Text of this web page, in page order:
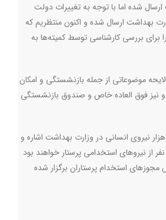
شده اما با توجه به تغییرات دولت
بهداشت ارسال شده و اکنون منتظریم که
برای بررسی کارشناسی توسط کمیته‌ها به
موضوعاتی از جمله بازنشستگی و امکان
و نیز فوق العاده خاص و صندوق بازنشستگی
وی همچنین به جذب ۲۵هزار نیروی انسانی در وزارت بهداشت اشاره و
حدود ۱۱هزار نفر از نیروهای استخدامی پرستار خواهند بود
استخدام پرستاران برگزار شده